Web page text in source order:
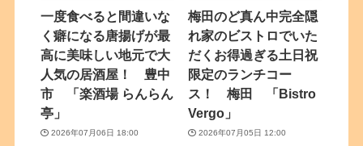
一度食べると間違いな
く癖になる唐揚げが最
高に美味しい地元で大
人気の居酒屋！ 豊中
市 「楽酒場 らんらん
亭」
2026年07月06日 18:00
梅田のど真ん中完全隠
れ家のビストロでいた
だくお得過ぎる土日祝
限定のランチコー
ス！ 梅田 「Bistro
Vergo」
2026年07月05日 12:00